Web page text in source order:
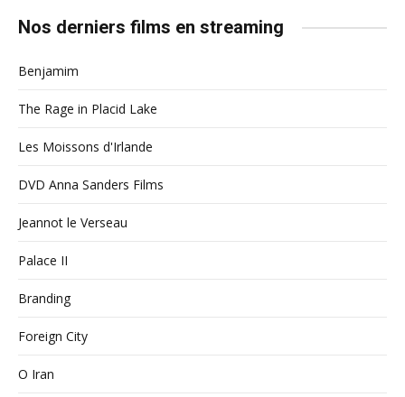
Nos derniers films en streaming
Benjamim
The Rage in Placid Lake
Les Moissons d'Irlande
DVD Anna Sanders Films
Jeannot le Verseau
Palace II
Branding
Foreign City
O Iran